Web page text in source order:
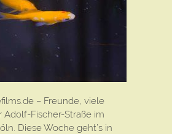
– Freunde, viele
Adolf-Fischer-Straße im
Diese Woche geht’s in